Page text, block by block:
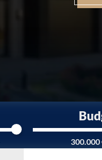
300.000